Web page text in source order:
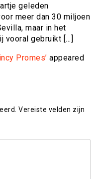
geleden
meer dan 30 miljoen
maar in het
vooral gebruikt […]
Promes’ appeared
Vereiste velden zijn